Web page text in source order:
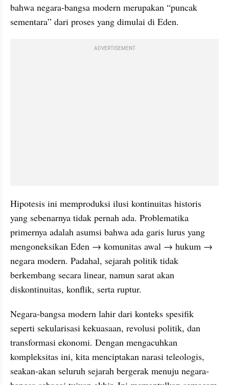
bahwa negara-bangsa modern merupakan “puncak
sementara” dari proses yang dimulai di Eden.
ADVERTISEMENT
Hipotesis ini memproduksi ilusi kontinuitas historis
yang sebenarnya tidak pernah ada. Problematika
primernya adalah asumsi bahwa ada garis lurus yang
mengoneksikan Eden → komunitas awal → hukum →
negara modern. Padahal, sejarah politik tidak
berkembang secara linear, namun sarat akan
diskontinuitas, konflik, serta ruptur.
Negara-bangsa modern lahir dari konteks spesifik
seperti sekularisasi kekuasaan, revolusi politik, dan
transformasi ekonomi. Dengan mengacuhkan
kompleksitas ini, kita menciptakan narasi teleologis,
seakan-akan seluruh sejarah bergerak menuju negara-